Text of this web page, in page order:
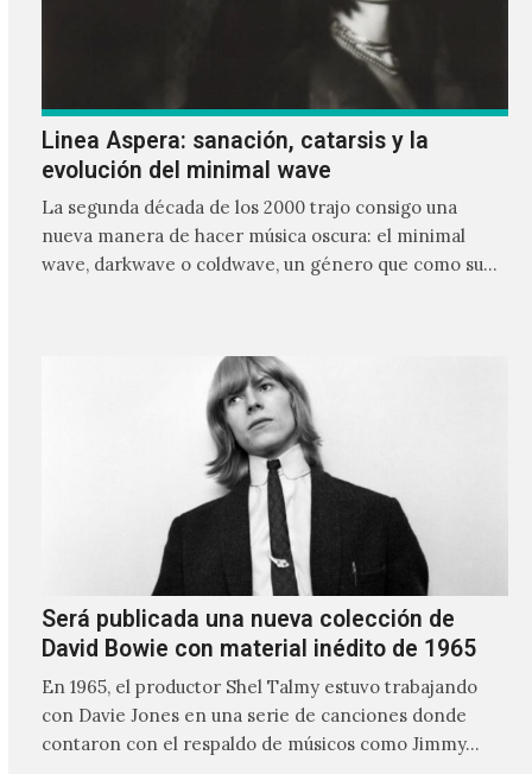
Linea Aspera: sanación, catarsis y la
evolución del minimal wave
La segunda década de los 2000 trajo consigo una
nueva manera de hacer música oscura: el minimal
wave, darkwave o coldwave, un género que como su
Será publicada una nueva colección de
David Bowie con material inédito de 1965
En 1965, el productor Shel Talmy estuvo trabajando
con Davie Jones en una serie de canciones donde
contaron con el respaldo de músicos como Jimmy…